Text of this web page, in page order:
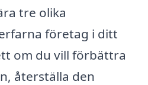
tre olika
företag i ditt
om du vill förbättra
återställa den